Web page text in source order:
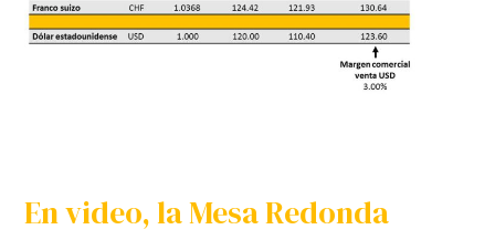
En video, la Mesa Redonda